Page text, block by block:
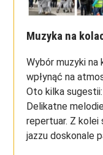
Muzyka na
Wybór muzyki
wpłynąć na
Oto kilka
Delikatne
repertuar. Z kolei
jazzu doskonale